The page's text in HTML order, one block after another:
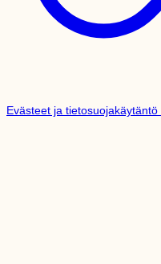
Evästeet ja tietosuojakäytäntö